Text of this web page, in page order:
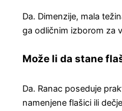
Da. Dimenzije, mala
ga odličnim izborom za
Može li da stane
Da. Ranac poseduje
namenjene flašici ili